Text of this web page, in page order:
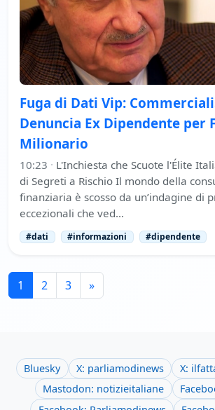
Fuga di Dati Vip:
Denuncia Ex Dipendente per
Milionario
10:23 · L'Inchiesta che Scuote l'Élite
di Segreti a Rischio Il mondo della
finanziaria è scosso da un’indagine di
eccezionali che ved…
#dati #informazioni #dipendente
1 2 3 »
Bluesky X: parliamodinews
X:
Mastodon: notizieitaliane